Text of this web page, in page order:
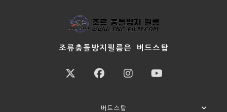
조류충돌방지필름은 버드스탑
버드스탑